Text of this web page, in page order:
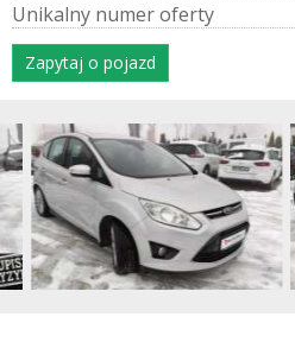
Unikalny numeroferty
Zapytaj o pojazd